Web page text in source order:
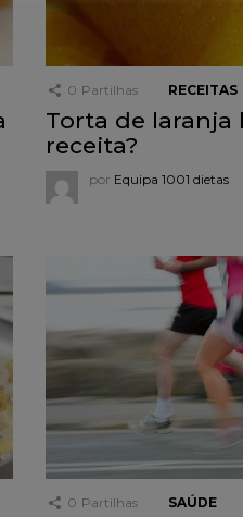
0 Partilhas RECEITAS
Torta de laranja
receita?
por Equipa 1001 dietas
0 Partilhas SAÚDE